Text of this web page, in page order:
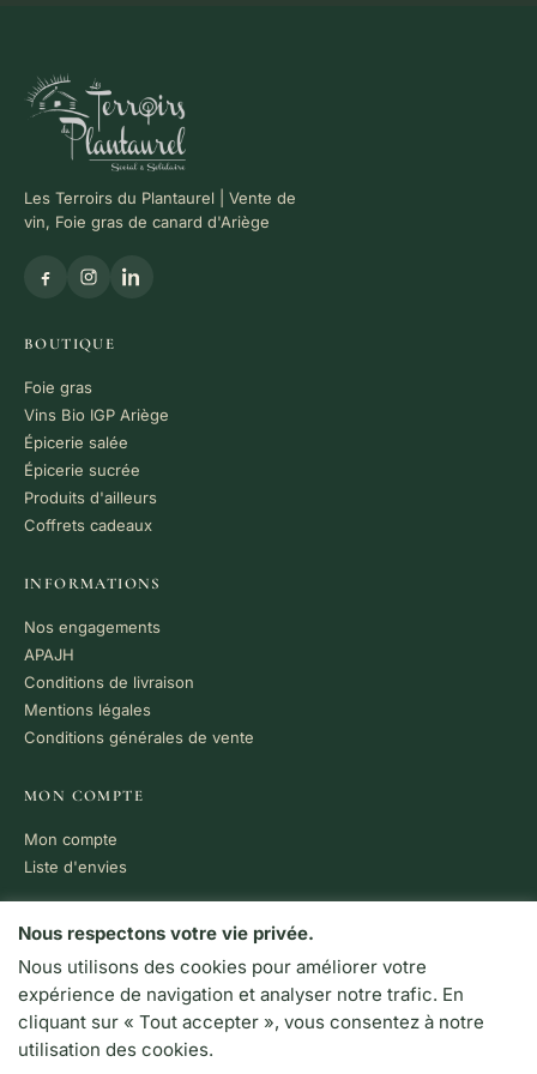
Les Terroirs du Plantaurel | Vente de
vin, Foie gras de canard d'Ariège
BOUTIQUE
Foie gras
Vins Bio IGP Ariège
Épicerie salée
Épicerie sucrée
Produits d'ailleurs
Coffrets cadeaux
INFORMATIONS
Nos engagements
APAJH
Conditions de livraison
Mentions légales
Conditions générales de vente
MON COMPTE
Mon compte
Liste d'envies
PAIEMENT 100% SÉCURISÉ
VISA MC CB
LIVRAISON RAPIDE
Colissimo · Chronopost
Nous respectons votre vie privée.
Nous utilisons des cookies pour améliorer votre
expérience de navigation et analyser notre trafic. En
cliquant sur « Tout accepter », vous consentez à notre
utilisation des cookies.